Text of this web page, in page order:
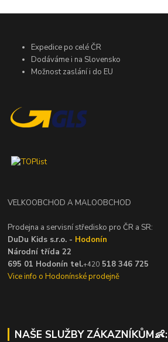
Expedice po celé ČR
Dodáváme i na Slovensko
Možnost zaslání i do EU
VELKOOBCHOD A MALOOBCHOD
Prodejna a servisní středisko pro ČR a SR:
DuDu Kids s.r.o. - Hodonín
Národní třída 22
695 01 Hodonín tel.+420 518 346 725
Vice info o Hodonínské prodejně
NAŠE SLUŽBY ZÁKAZNÍKŮM👶: